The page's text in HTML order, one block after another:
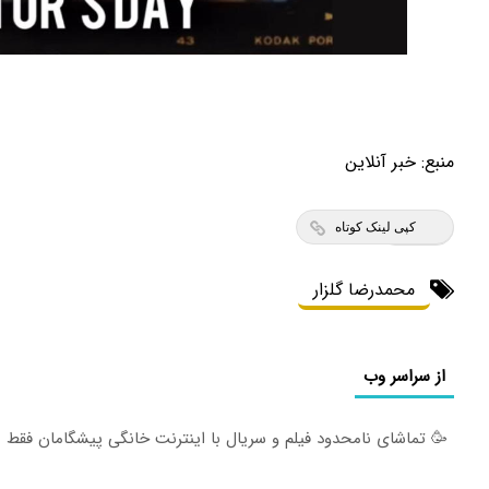
منبع: خبر آنلاین
کپی لینک کوتاه
محمدرضا گلزار
از سراسر وب
🥳 تماشای نامحدود فیلم و سریال با اینترنت خانگی پیشگامان فقط